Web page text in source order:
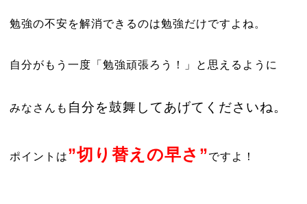
勉強の不安を解消できるのは勉強だけですよね。
自分がもう一度「勉強頑張ろう！」と思えるように
みなさんも 自分を鼓舞してあげてくださいね。
ポイントは”切り替えの早さ”ですよ！